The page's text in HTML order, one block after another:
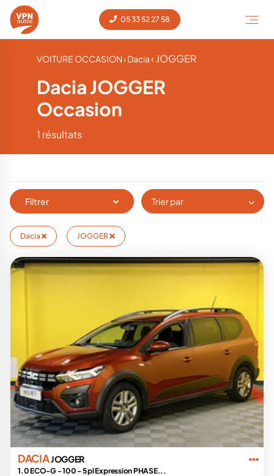
05 33 52 27 58
VOITURE OCCASION‹ Dacia‹ JOGGER
Dacia JOGGER
Occasion
1 résultats
Filtrer Trier par
Dacia JOGGER
DACIA JOGGER
1.0 ECO-G - 100 - 5 pl Expression PHASE...